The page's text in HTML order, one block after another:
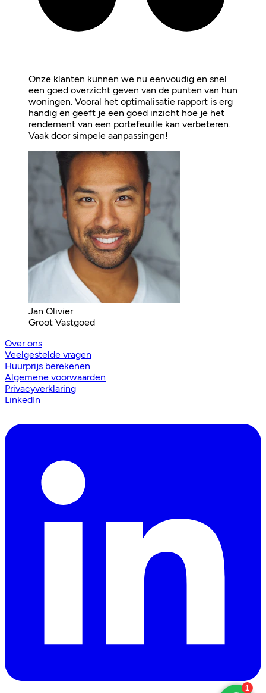
Onze klanten kunnen we nu eenvoudig en snel
een goed overzicht geven van de punten van hun
woningen. Vooral het optimalisatie rapport is erg
handig en geeft je een goed inzicht hoe je het
rendement van een portefeuille kan verbeteren.
Vaak door simpele aanpassingen!
Jan Olivier
Groot Vastgoed
Over ons
Veelgestelde vragen
Huurprijs berekenen
Algemene voorwaarden
Privacyverklaring
LinkedIn